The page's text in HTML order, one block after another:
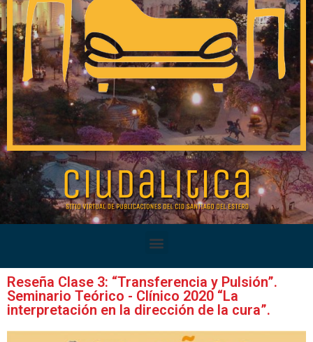
Reseña Clase 3: “Transferencia y Pulsión”.
Seminario Teórico - Clínico 2020 “La
interpretación en la dirección de la cura”.